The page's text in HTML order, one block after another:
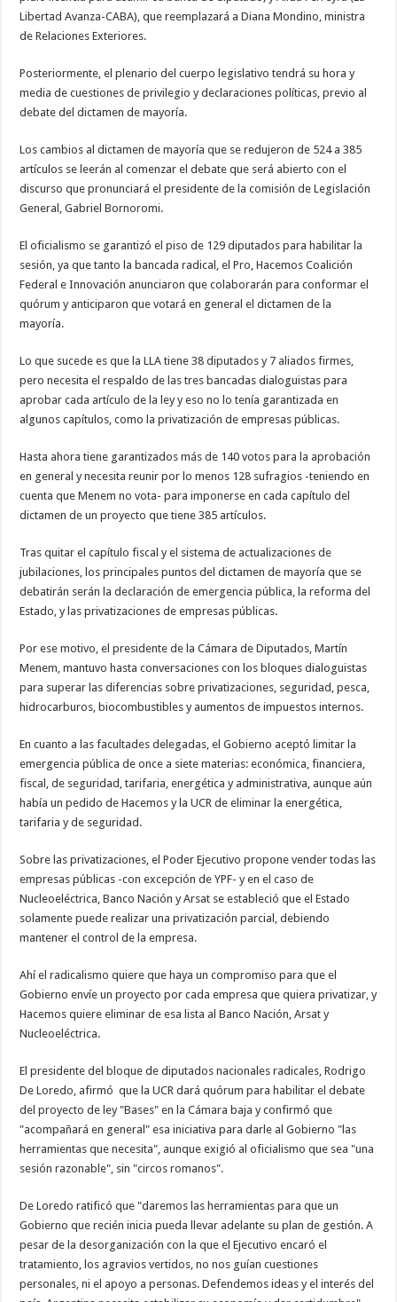
Libertad Avanza-CABA), que reemplazará a Diana Mondino, ministra
de Relaciones Exteriores.
Posteriormente, el plenario del cuerpo legislativo tendrá su hora y
media de cuestiones de privilegio y declaraciones políticas, previo al
debate del dictamen de mayoría.
Los cambios al dictamen de mayoría que se redujeron de 524 a 385
artículos se leerán al comenzar el debate que será abierto con el
discurso que pronunciará el presidente de la comisión de Legislación
General, Gabriel Bornoromi.
El oficialismo se garantizó el piso de 129 diputados para habilitar la
sesión, ya que tanto la bancada radical, el Pro, Hacemos Coalición
Federal e Innovación anunciaron que colaborarán para conformar el
quórum y anticiparon que votará en general el dictamen de la
mayoría.
Lo que sucede es que la LLA tiene 38 diputados y 7 aliados firmes,
pero necesita el respaldo de las tres bancadas dialoguistas para
aprobar cada artículo de la ley y eso no lo tenía garantizada en
algunos capítulos, como la privatización de empresas públicas.
Hasta ahora tiene garantizados más de 140 votos para la aprobación
en general y necesita reunir por lo menos 128 sufragios -teniendo en
cuenta que Menem no vota- para imponerse en cada capítulo del
dictamen de un proyecto que tiene 385 artículos.
Tras quitar el capítulo fiscal y el sistema de actualizaciones de
jubilaciones, los principales puntos del dictamen de mayoría que se
debatirán serán la declaración de emergencia pública, la reforma del
Estado, y las privatizaciones de empresas públicas.
Por ese motivo, el presidente de la Cámara de Diputados, Martín
Menem, mantuvo hasta conversaciones con los bloques dialoguistas
para superar las diferencias sobre privatizaciones, seguridad, pesca,
hidrocarburos, biocombustibles y aumentos de impuestos internos.
En cuanto a las facultades delegadas, el Gobierno aceptó limitar la
emergencia pública de once a siete materias: económica, financiera,
fiscal, de seguridad, tarifaria, energética y administrativa, aunque aún
había un pedido de Hacemos y la UCR de eliminar la energética,
tarifaria y de seguridad.
Sobre las privatizaciones, el Poder Ejecutivo propone vender todas las
empresas públicas -con excepción de YPF- y en el caso de
Nucleoeléctrica, Banco Nación y Arsat se estableció que el Estado
solamente puede realizar una privatización parcial, debiendo
mantener el control de la empresa.
Ahí el radicalismo quiere que haya un compromiso para que el
Gobierno envíe un proyecto por cada empresa que quiera privatizar, y
Hacemos quiere eliminar de esa lista al Banco Nación, Arsat y
Nucleoeléctrica.
El presidente del bloque de diputados nacionales radicales, Rodrigo
De Loredo, afirmó que la UCR dará quórum para habilitar el debate
del proyecto de ley "Bases" en la Cámara baja y confirmó que
"acompañará en general" esa iniciativa para darle al Gobierno "las
herramientas que necesita", aunque exigió al oficialismo que sea "una
sesión razonable", sin "circos romanos".
De Loredo ratificó que "daremos las herramientas para que un
Gobierno que recién inicia pueda llevar adelante su plan de gestión. A
pesar de la desorganización con la que el Ejecutivo encaró el
tratamiento, los agravios vertidos, no nos guían cuestiones
personales, ni el apoyo a personas. Defendemos ideas y el interés del